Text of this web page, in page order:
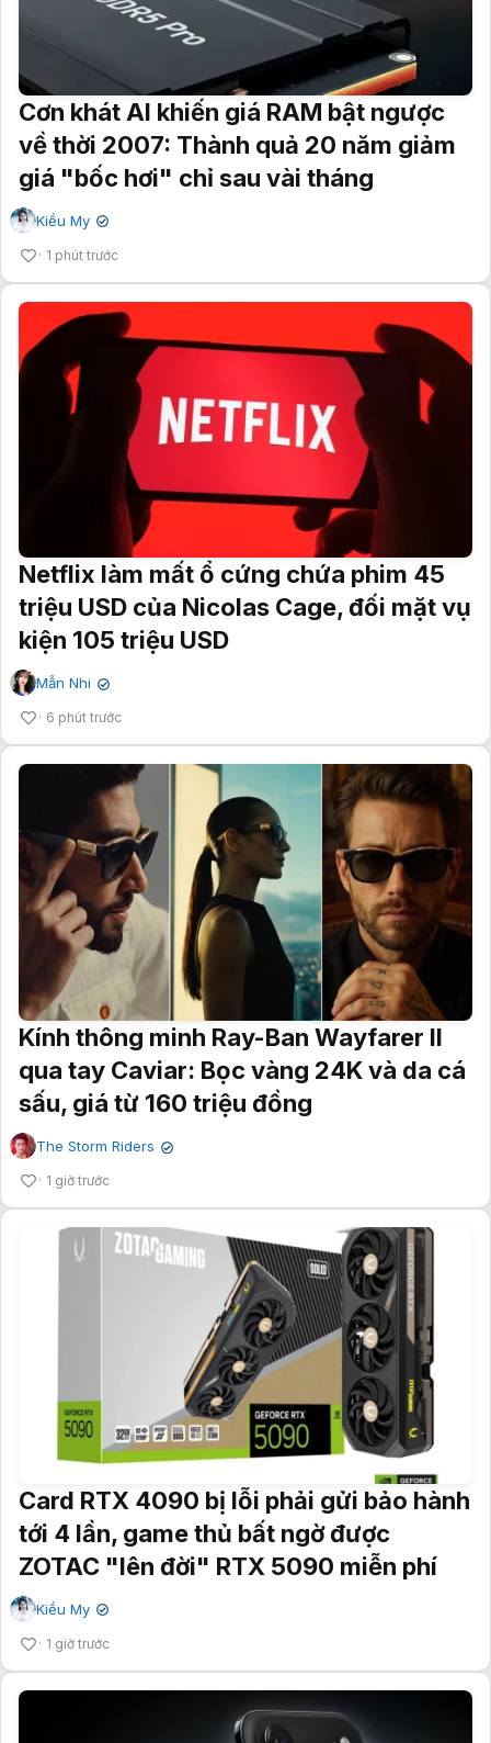
Cơn khát AI khiến giá RAM bật ngược
về thời 2007: Thành quả 20 năm giảm
giá "bốc hơi" chỉ sau vài tháng
Kiều My ✔
1 phút trước
Netflix làm mất ổ cứng chứa phim 45
triệu USD của Nicolas Cage, đối mặt vụ
kiện 105 triệu USD
Mẫn Nhi ✔
6 phút trước
Kính thông minh Ray-Ban Wayfarer II
qua tay Caviar: Bọc vàng 24K và da cá
sấu, giá từ 160 triệu đồng
The Storm Riders ✔
1 giờ trước
Card RTX 4090 bị lỗi phải gửi bảo hành
tới 4 lần, game thủ bất ngờ được
ZOTAC "lên đời" RTX 5090 miễn phí
Kiều My ✔
1 giờ trước